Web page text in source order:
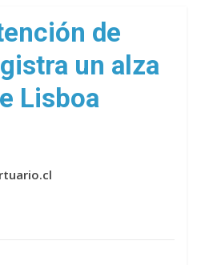
de
un alza
Lisboa